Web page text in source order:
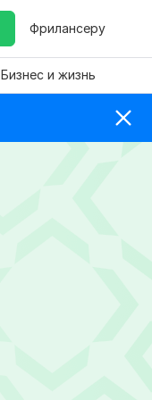
Фрилансеру
Бизнес и жизнь